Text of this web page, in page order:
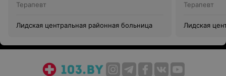
Терапевт
Лидская центральная районная больница
Терапевт
Лидская